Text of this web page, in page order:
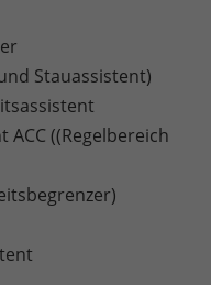
Stauassistent)
((Regelbereich